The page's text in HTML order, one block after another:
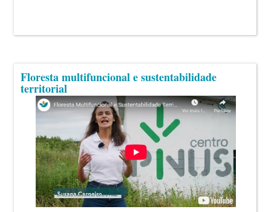
Floresta multifuncional e sustentabilidade
territorial